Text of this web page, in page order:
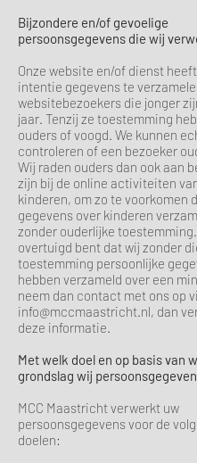
Bijzondere en/of gevoelige
persoonsgegevens die wij
Onze website en/of dienst
intentie gegevens te
websitebezoekers die jonger
jaar. Tenzij ze toestemming
ouders of voogd. We kunnen
controleren of een bezoeker
Wij raden ouders dan ook aan
zijn bij de online activiteiten
kinderen, om zo te voorkomen
gegevens over kinderen
zonder ouderlijke toestemming.
overtuigd bent dat wij zonder
toestemming persoonlijke
hebben verzameld over een
neem dan contact met ons op
info@mccmaastricht.nl, dan
deze informatie.
Met welk doel en op basis van
grondslag wij
MCC Maastricht verwerkt uw
persoonsgegevens voor de
doelen: